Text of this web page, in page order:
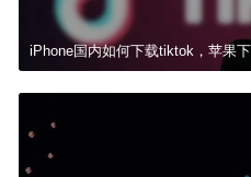
iPhone国内如何下载tiktok，苹果